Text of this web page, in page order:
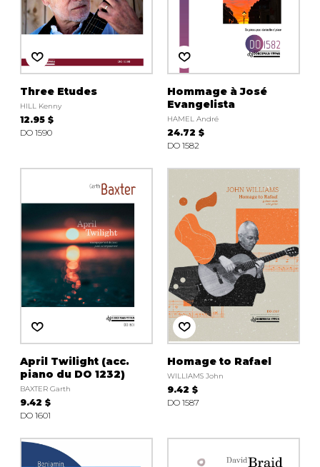
Three Etudes
HILL Kenny
12.95 $
DO 1590
Hommage à José
Evangelista
HAMEL André
24.72 $
DO 1582
April Twilight (acc.
piano du DO 1232)
BAXTER Garth
9.42 $
DO 1601
Homage to Rafael
WILLIAMS John
9.42 $
DO 1587